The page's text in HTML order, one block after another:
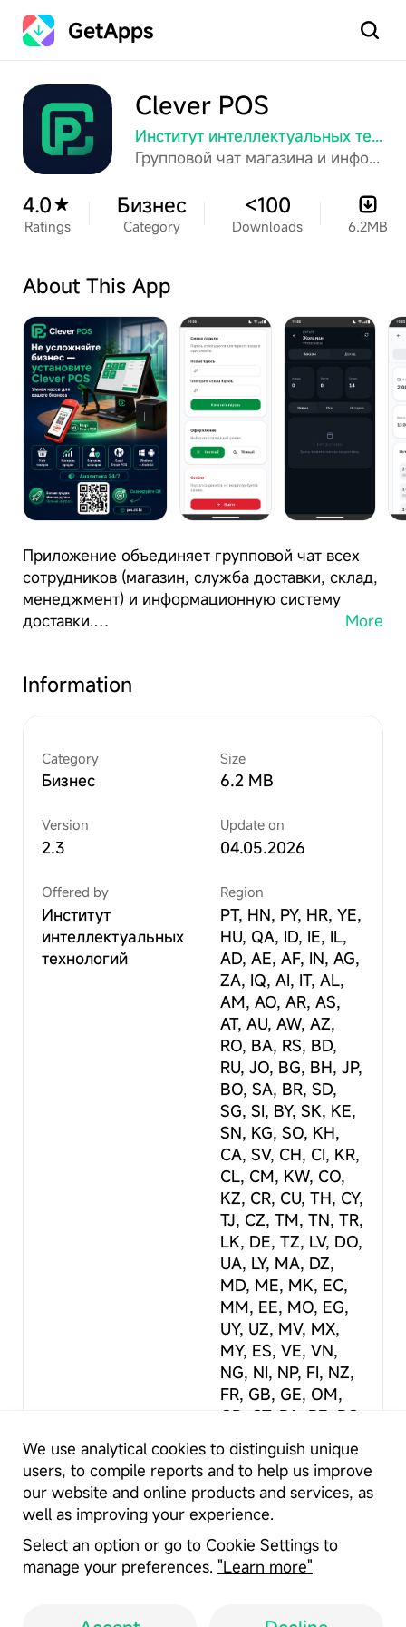
We use analytical cookies to distinguish unique
users, to compile reports and to help us improve
our website and online products and services, as
well as improving your experience.
Select an option or go to Cookie Settings to
manage your preferences. "Learn more"
GetApps
Clever POS
Институт интеллектуальных технологий
Групповой чат магазина и информационная система для службы доставки
4.0
Ratings
Бизнес
Category
<100
Downloads 6.2MB
About This App
Приложение объединяет групповой чат всех
сотрудников (магазин, служба доставки, склад,
менеджмент) и информационную систему
доставки.
- Список активных доставок с адресами
количество мест).
- Маршрут до каждого адреса.
More
Information
Category
Бизнес
Size
6.2 MB
Version
2.3
Update on
04.05.2026
Offered by
Институт
интеллектуальных
технологий
Region
PT, HN, PY, HR, YE,
HU, QA, ID, IE, IL,
AD, AE, AF, IN, AG,
ZA, IQ, AI, IT, AL,
AM, AO, AR, AS,
AT, AU, AW, AZ,
RO, BA, RS, BD,
RU, JO, BG, BH, JP,
BO, SA, BR, SD,
SG, SI, BY, SK, KE,
SN, KG, SO, KH,
CA, SV, CH, CI, KR,
CL, CM, KW, CO,
KZ, CR, CU, TH, CY,
TJ, CZ, TM, TN, TR,
LK, DE, TZ, LV, DO,
UA, LY, MA, DZ,
MD, ME, MK, EC,
MM, EE, MO, EG,
UY, UZ, MV, MX,
MY, ES, VE, VN,
NG, NI, NP, FI, NZ,
FR, GB, GE, OM,
GR, GT, PA, PE, PG,
Official website
https://pos.zti.kz
Permissions
See More